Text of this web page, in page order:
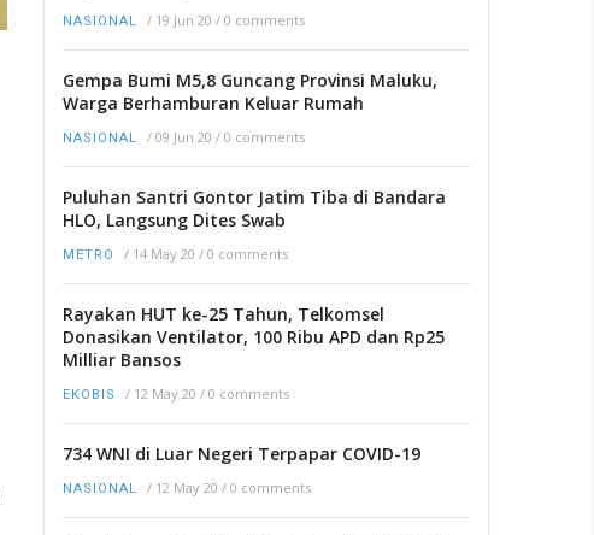
NASIONAL / 19 Jun 20 / 0 comments
Gempa Bumi M5,8 Guncang Provinsi Maluku,
Warga Berhamburan Keluar Rumah
NASIONAL / 09 Jun 20 / 0 comments
Puluhan Santri Gontor Jatim Tiba di Bandara
HLO, Langsung Dites Swab
METRO / 14 May 20 / 0 comments
Rayakan HUT ke-25 Tahun, Telkomsel
Donasikan Ventilator, 100 Ribu APD dan Rp25
Milliar Bansos
EKOBIS / 12 May 20 / 0 comments
734 WNI di Luar Negeri Terpapar COVID-19
NASIONAL / 12 May 20 / 0 comments